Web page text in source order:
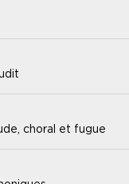
choral et fugue